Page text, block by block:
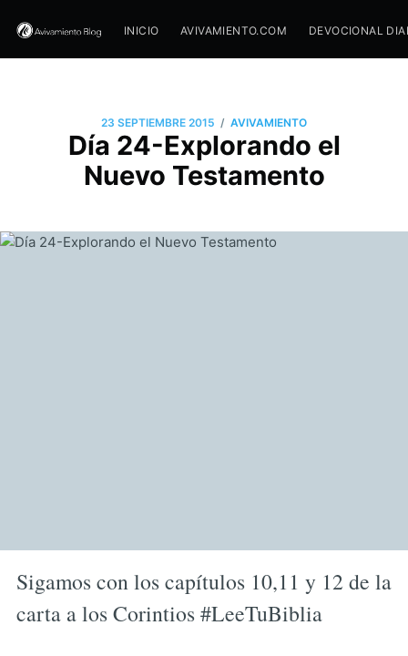
INICIO AVIVAMIENTO.COM DEVOCIONAL
23 SEPTIEMBRE 2015 / AVIVAMIENTO
Día 24-Explorando el
Nuevo Testamento
Sigamos con los capítulos 10,11 y 12 de la
carta a los Corintios #LeeTuBiblia